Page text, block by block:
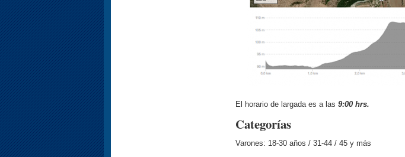
El horario de largada es a las 9:00 hrs.
Categorías
Varones: 18-30 años / 31-44 / 45 y más